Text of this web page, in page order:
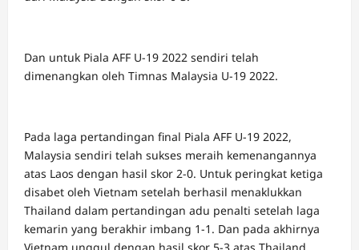
Dan untuk Piala AFF U-19 2022 sendiri telah
dimenangkan oleh Timnas Malaysia U-19 2022.
Pada laga pertandingan final Piala AFF U-19 2022,
Malaysia sendiri telah sukses meraih kemenangannya
atas Laos dengan hasil skor 2-0. Untuk peringkat ketiga
disabet oleh Vietnam setelah berhasil menaklukkan
Thailand dalam pertandingan adu penalti setelah laga
kemarin yang berakhir imbang 1-1. Dan pada akhirnya
Vietnam unggul dengan hasil skor 5-3 atas Thailand.